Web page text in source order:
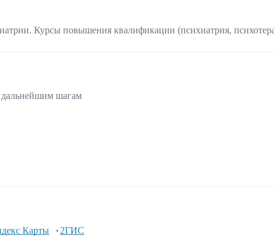
Курсы повышения квалификации (психиатрия,
шагам
Карты
2ГИС